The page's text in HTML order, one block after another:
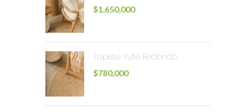
$1,650,000
Tapete Yute Redondo
$780,000